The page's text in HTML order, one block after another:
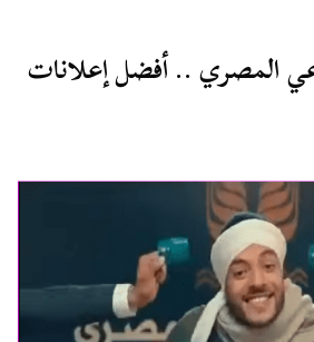
المصري .. أفضل إعلانات